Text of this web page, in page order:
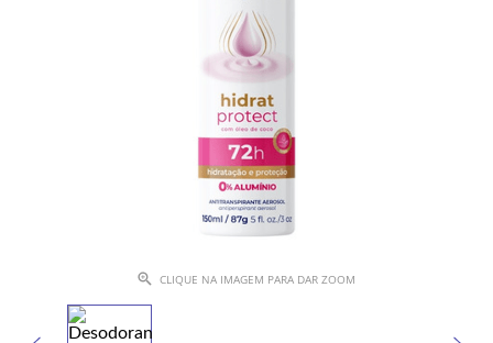
CLIQUE NA IMAGEM PARA DAR ZOOM